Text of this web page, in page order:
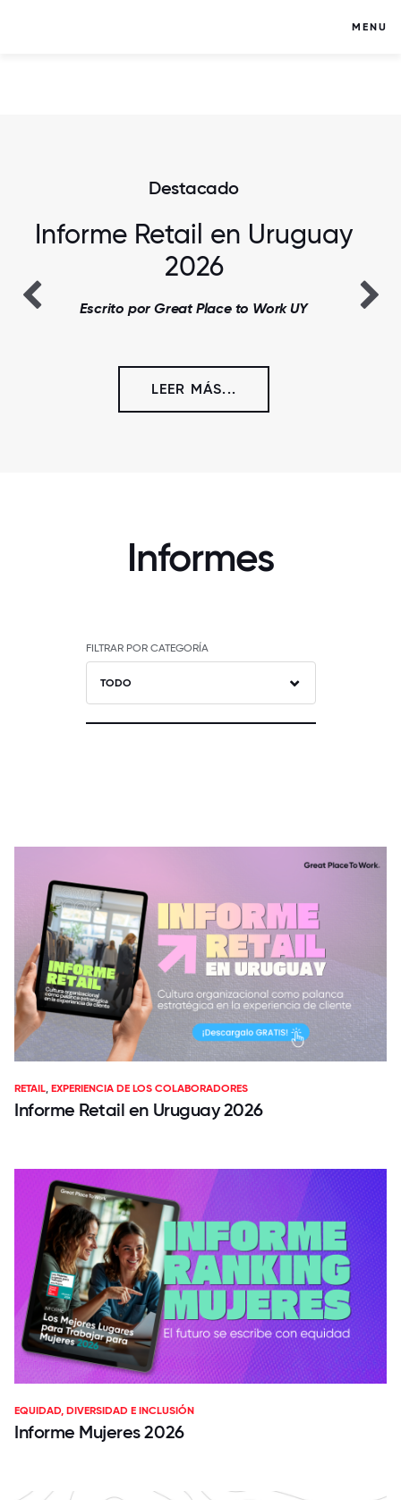
MENU
Destacado
Informe Retail en Uruguay
2026
Escrito por Great Place to Work UY
LEER MÁS...
Informes
FILTRAR POR CATEGORÍA
TODO
RETAIL,EXPERIENCIA DE LOS COLABORADORES
Informe Retail en Uruguay 2026
EQUIDAD, DIVERSIDAD E INCLUSIÓN
Informe Mujeres 2026